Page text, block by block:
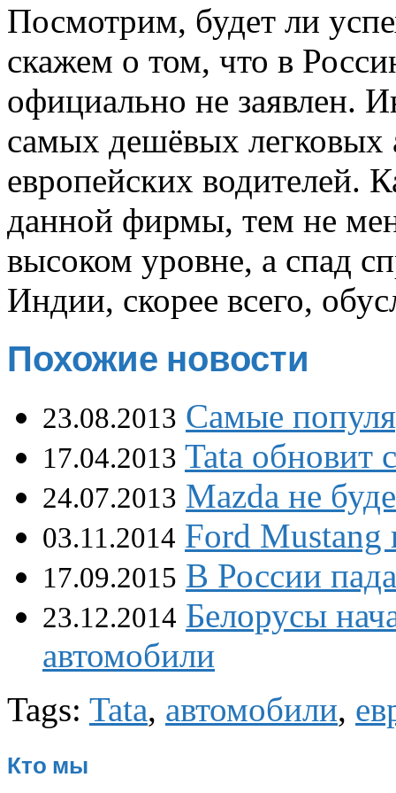
Посмотрим, будет ли
скажем о том, что в
официально не заявлен.
самых дешёвых легковых
европейских водителей.
данной фирмы, тем не
высоком уровне, а спад
Индии, скорее всего,
Похожие новости
23.08.2013 Самые
17.04.2013 Tata обновит
24.07.2013 Mazda не
03.11.2014 Ford Mustang
17.09.2015 В России
23.12.2014 Белорусы
автомобили
Tags: Tata, автомобили,
Кто мы